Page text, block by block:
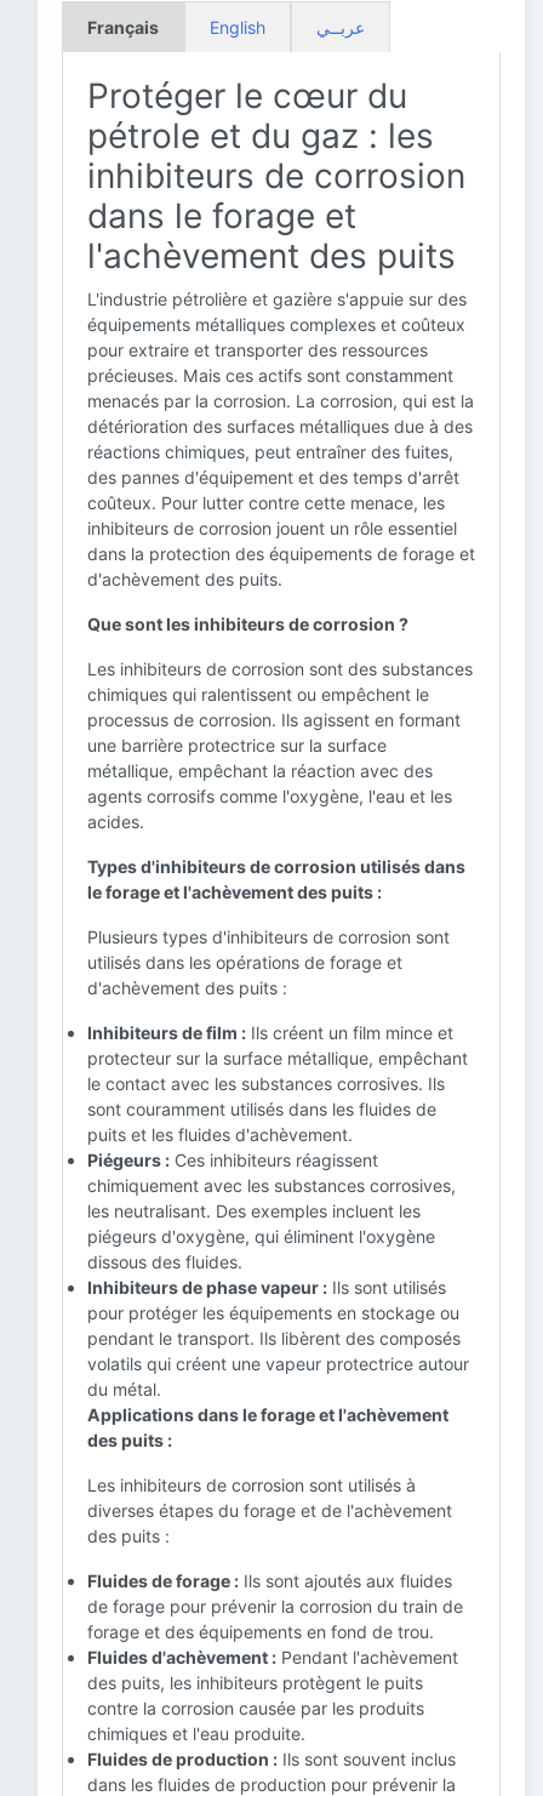
Français English عربــي
Protéger le cœur du
pétrole et du gaz : les
inhibiteurs de corrosion
dans le forage et
l'achèvement des puits
L'industrie pétrolière et gazière s'appuie sur des
équipements métalliques complexes et coûteux
pour extraire et transporter des ressources
précieuses. Mais ces actifs sont constamment
menacés par la corrosion. La corrosion, qui est la
détérioration des surfaces métalliques due à des
réactions chimiques, peut entraîner des fuites,
des pannes d'équipement et des temps d'arrêt
coûteux. Pour lutter contre cette menace, les
inhibiteurs de corrosion jouent un rôle essentiel
dans la protection des équipements de forage et
d'achèvement des puits.
Que sont les inhibiteurs de corrosion ?
Les inhibiteurs de corrosion sont des substances
chimiques qui ralentissent ou empêchent le
processus de corrosion. Ils agissent en formant
une barrière protectrice sur la surface
métallique, empêchant la réaction avec des
agents corrosifs comme l'oxygène, l'eau et les
acides.
Types d'inhibiteurs de corrosion utilisés dans
le forage et l'achèvement des puits :
Plusieurs types d'inhibiteurs de corrosion sont
utilisés dans les opérations de forage et
d'achèvement des puits :
Inhibiteurs de film : Ils créent un film mince et
protecteur sur la surface métallique, empêchant
le contact avec les substances corrosives. Ils
sont couramment utilisés dans les fluides de
puits et les fluides d'achèvement.
Piégeurs : Ces inhibiteurs réagissent
chimiquement avec les substances corrosives,
les neutralisant. Des exemples incluent les
piégeurs d'oxygène, qui éliminent l'oxygène
dissous des fluides.
Inhibiteurs de phase vapeur : Ils sont utilisés
pour protéger les équipements en stockage ou
pendant le transport. Ils libèrent des composés
volatils qui créent une vapeur protectrice autour
du métal.
Applications dans le forage et l'achèvement
des puits :
Les inhibiteurs de corrosion sont utilisés à
diverses étapes du forage et de l'achèvement
des puits :
Fluides de forage : Ils sont ajoutés aux fluides
de forage pour prévenir la corrosion du train de
forage et des équipements en fond de trou.
Fluides d'achèvement : Pendant l'achèvement
des puits, les inhibiteurs protègent le puits
contre la corrosion causée par les produits
chimiques et l'eau produite.
Fluides de production : Ils sont souvent inclus
dans les fluides de production pour prévenir la